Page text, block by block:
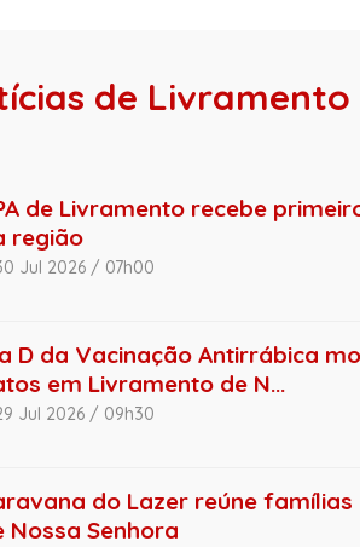
de Livramento
de Livramento recebe
região
Jul 2026 / 07h00
D da Vacinação Antirrábica
em Livramento de N...
Jul 2026 / 09h30
do Lazer reúne
Nossa Senhora